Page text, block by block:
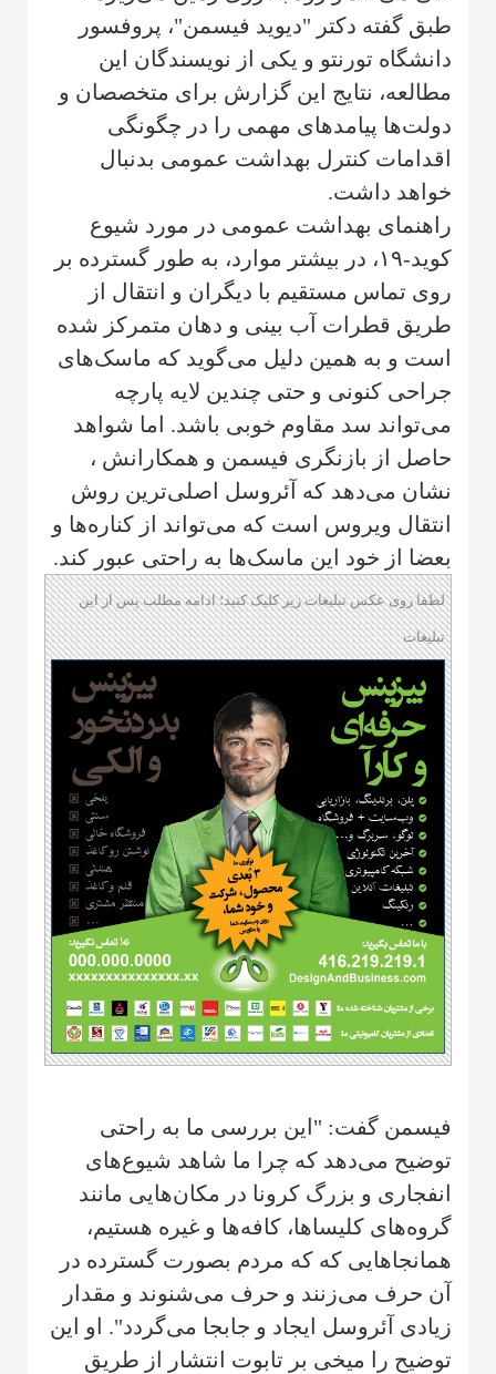
طبق گفته دکتر "دیوید فیسمن"، پروفسور
دانشگاه تورنتو و یکی از نویسندگان این
مطالعه، نتایج این گزارش برای متخصصان و
دولت‌ها پیامدهای مهمی را در چگونگی
اقدامات کنترل بهداشت عمومی بدنبال
خواهد داشت.
راهنمای بهداشت عمومی در مورد شیوع
کوید-۱۹، در بیشتر موارد، به طور گسترده بر
روی تماس مستقیم با دیگران و انتقال از
طریق قطرات آب بینی و دهان متمرکز شده
است و به همین دلیل می‌گوید که ماسک‌های
جراحی کنونی و حتی چندین لایه پارچه
می‌تواند سد مقاوم خوبی باشد. اما شواهد
حاصل از بازنگری فیسمن و همکارانش ،
نشان می‌دهد که آئروسل اصلی‌ترین روش
انتقال ویروس است که می‌تواند از کناره‌ها و
بعضا از خود این ماسک‌ها به راحتی عبور کند.
لطفا روی عکس تبلیغات زیر کلیک کنید؛ ادامه مطلب پس از این
تبلیغات
فیسمن گفت: "این بررسی ما به راحتی
توضیح می‌دهد که چرا ما شاهد شیوع‌های
انفجاری و بزرگ کرونا در مکان‌هایی مانند
گروه‌های کلیساها، کافه‌ها و غیره هستیم،
همانجاهایی که که مردم بصورت گسترده در
آن حرف می‌زنند و حرف می‌شنوند و مقدار
زیادی آئروسل ایجاد و جابجا می‌گردد". او این
توضیح را میخی بر تابوت انتشار از طریق